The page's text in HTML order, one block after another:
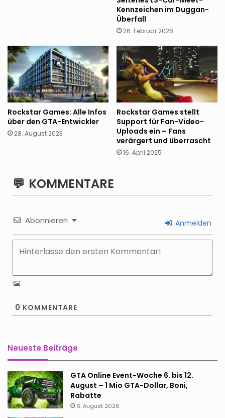
Kennzeichen im Duggan-
Überfall
26. Februar 2026
Rockstar Games: Alle Infos
über den GTA-Entwickler
28. August 2023
Rockstar Games stellt
Support für Fan-Video-
Uploads ein – Fans
verärgert und überrascht
16. April 2025
KOMMENTARE
Abonnieren Anmelden
0 KOMMENTARE
Neueste Beiträge
GTA Online Event-Woche 6. bis 12.
August – 1 Mio GTA-Dollar, Boni,
Rabatte
6. August 2026